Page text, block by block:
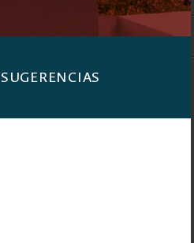
SUGERENCIAS